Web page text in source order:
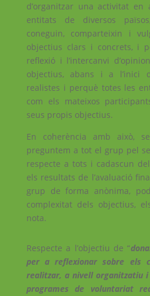
d’organitzar una activitat en
entitats de diversos
coneguin, comparteixin i
objectius clars i concrets, i
reflexió i l’intercanvi
objectius, abans i a l’inici
realistes i perquè totes les
com els mateixos
seus propis objectius.
En coherència amb això,
preguntem a tot el grup pel
respecte a tots i cadascun
els resultats de l’avaluació
grup de forma anònima,
complexitat dels objectius,
nota.
Respecte a l’objectiu de “
per a reflexionar sobre els
realitzar, a nivell organitzatiu
programes de voluntariat